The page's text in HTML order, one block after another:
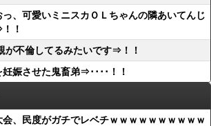
、可愛いミニスカＯＬちゃんの隣あいてんじ
！
が不倫してるみたいです⇒！！
妊娠させた鬼畜弟⇒････！！
会、民度がガチでレベチｗｗｗｗｗｗｗｗｗｗ